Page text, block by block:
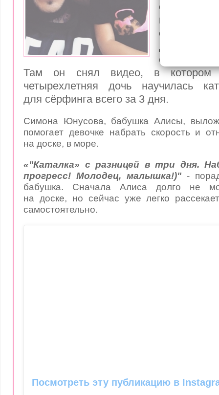
в
со своей
дочерью
супругой
Там он снял видео, в котором
четырехлетняя дочь научилась
для сёрфинга всего за 3 дня.
Симона Юнусова, бабушка Алисы,
помогает девочке набрать скорость и
на доске, в море.
«"Каталка» с разницей в три дня.
прогресс! Молодец, малышка!)" -
бабушка. Сначала Алиса долго не
на доске, но сейчас уже легко
самостоятельно.
Посмотреть эту публикацию в